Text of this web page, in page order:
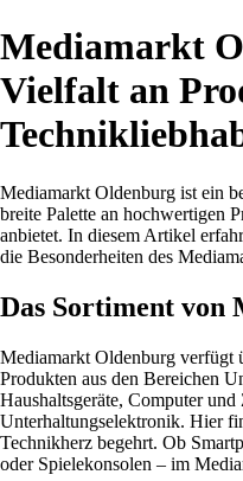
Mediamarkt
Vielfalt an
Mediamarkt Oldenburg ist ein
breite Palette an hochwertigen
anbietet. In diesem Artikel
die Besonderheiten des
Das Sortiment von
Mediamarkt Oldenburg verfügt
Produkten aus den Bereichen
Haushaltsgeräte, Computer
Unterhaltungselektronik. Hier
Technikherz begehrt. Ob
oder Spielekonsolen – im